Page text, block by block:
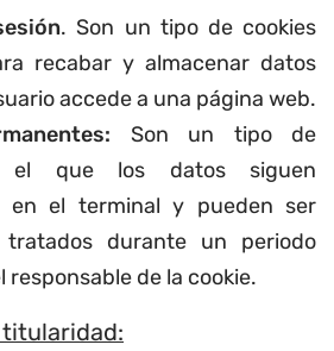
. Son un tipo de cookies
recabar y almacenar datos
accede a una página web.
Son un tipo de
el que los datos siguen
en el terminal y pueden ser
durante un periodo
responsable de la cookie.